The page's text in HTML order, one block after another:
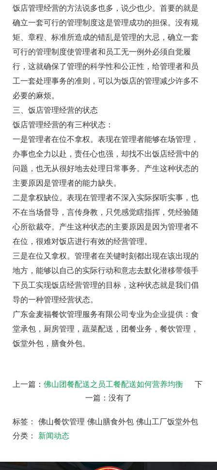
饭店管理经营的方法说多也多，说少也少。首要的就是
确立一套可行的管理制度这是管理成功的担保。没有规
矩、章程、标准所造成的错乱是管理的大忌，确立一套
可行的管理制度使管理者和员工无一例外必须自觉履
行，这就确保了管理的科学性和公正性，给管理者和员
工一套处理事务的准则，可以为饭店的管理减少许多不
必要的麻烦。
三、饭店管理经营的状态
饭店管理经营的有三种状态：
一是管理者在位不拿权。表现在管理者能够在场管理，
办事也全力以赴，责任心也强，却找不出饭店经营中的
问题，也无从很好地去处理日常事务。产生这种状态的
主要原因是管理者的能力缺失。
二是拿权缺位。表现在管理者不深入实际探听实事，也
不在当场督导，言传身教，只凭感觉瞎指挥，凭经验随
心所欲裁夺。产生这种状态的主要原因是因为管理者不
在位，很难对饭店进行有效的经营管理。
三是在位又拿权。管理者在关键时刻都出现在该出现的
地方，能够以自己的实际行动和意志去默化潜移带领手
下员工实现饭店经营管理的目标，这种状态就是我们倡
导的一种管理经营状态。
广东金麦福餐饮管理服务有限公司专业为企业提供：食
堂承包，厨房管理，蔬菜配送，团餐业务， 餐饮管理 ，
饭堂外包，膳食外包。
上一篇： 佛山团餐配送之员工餐配送如何营养均衡
下
一篇：没有了
标签： 佛山餐饮管理 佛山膳食外包 佛山工厂饭堂外包
分类： 新闻动态